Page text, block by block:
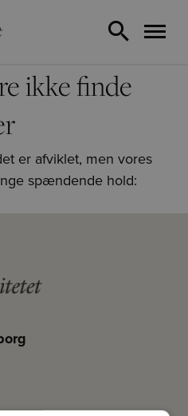
ikke finde
er afviklet, men vores
spændende hold: